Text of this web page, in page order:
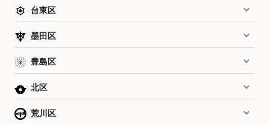
台東区
墨田区
豊島区
北区
荒川区